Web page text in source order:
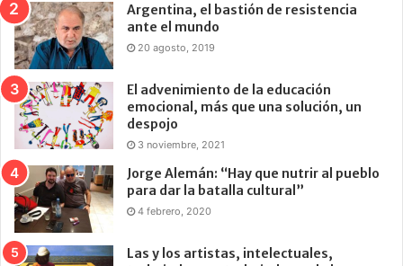
Argentina, el bastión de resistencia
ante el mundo
20 agosto, 2019
El advenimiento de la educación
emocional, más que una solución, un
despojo
3 noviembre, 2021
Jorge Alemán: “Hay que nutrir al pueblo
para dar la batalla cultural”
4 febrero, 2020
Las y los artistas, intelectuales,